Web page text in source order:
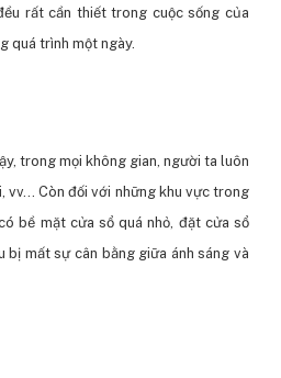
rất cần thiết trong cuộc sống của
quá trình một ngày.
trong mọi không gian, người ta luôn
vv… Còn đối với những khu vực trong
bề mặt cửa sổ quá nhỏ, đặt cửa sổ
mất sự cân bằng giữa ánh sáng và